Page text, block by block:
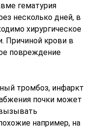
гематурия
несколько дней, в
хирургическое
Причиной крови в
повреждение
тромбоз, инфаркт
почки может
например, на